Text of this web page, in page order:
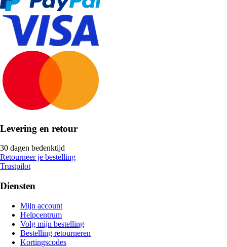
Levering en retour
30 dagen bedenktijd
Retourneer je bestelling
Trustpilot
Diensten
Mijn account
Helpcentrum
Volg mijn bestelling
Bestelling retourneren
Kortingscodes